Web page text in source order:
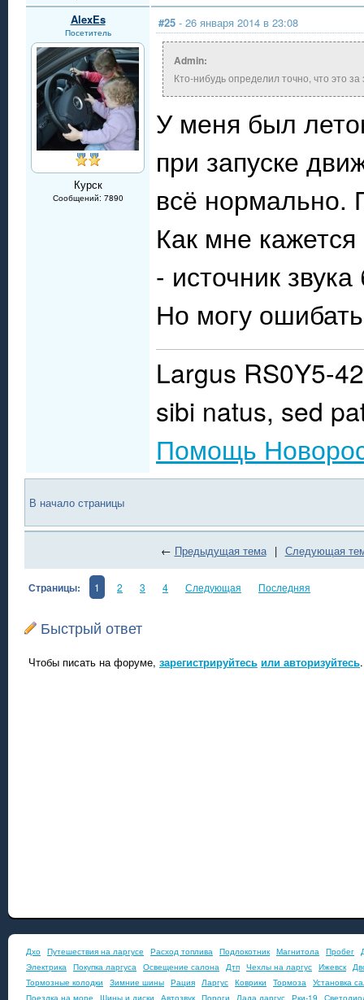
AlexEs
Посетитель
Курск
Сообщений: 7890
#25 - 26 января 2014 в 23:08
Admin:
Кто-нибудь определил точно, что это за
У меня был
при запуске
всё нормально.
Как мне
- источник
Но могу
Largus RS0Y5-
sibi natus, sed
Помощь
В начало страницы
← Предыдущая тема | Следующая
Страницы: 1 2 3 4 Следующая Последняя
Быстрый ответ
Чтобы писать на форуме, зарегистрируйтесь или авторизуйтесь.
Дхо Путешествия на ларгусе Расход топлива Подлокотник Магнитола Пробег
Электрика Покупка ларгуса Освещение салона Дтп Чехлы на ларгус Ижевск
Тормозные колодки
Зимние шины Рация Ларгус Коврики Тормоза Установка
Поездка на море
Шины и диски Автозвук Пороги Лада ларгус Рки-19